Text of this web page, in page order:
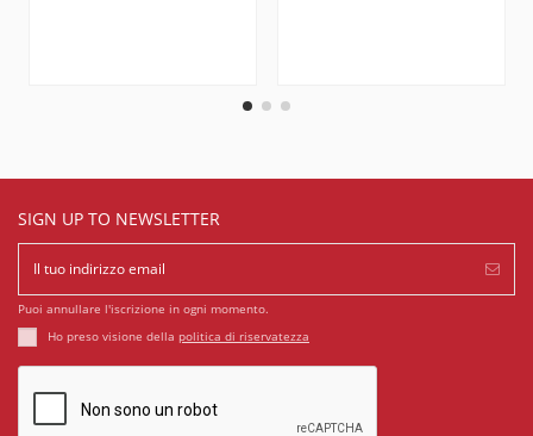
SIGN UP TO NEWSLETTER
Puoi annullare l'iscrizione in ogni momento.
Ho preso visione della politica di riservatezza